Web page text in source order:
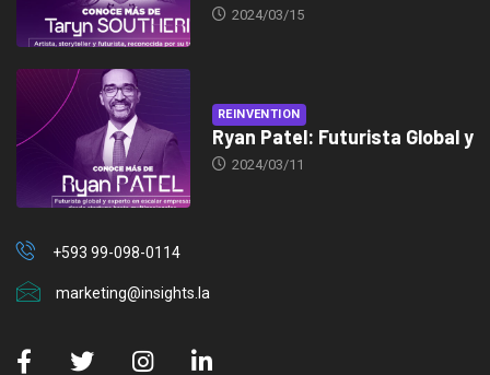
2024/03/15
REINVENTION
Ryan Patel: Futurista Global y
2024/03/11
+593 99-098-0114
marketing@insights.la